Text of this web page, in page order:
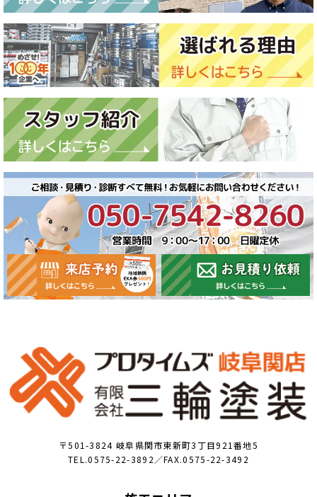
〒501-3824 岐阜県関市東新町3丁目921番地5
TEL.0575-22-3892／FAX.0575-22-3492